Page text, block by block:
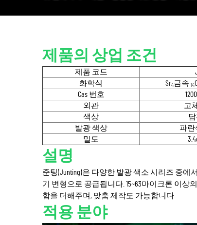
제품의 상업 조건
제품 코드
화학식
Sr4금속 14
Cas 번호
외관
고
색상
발광 색상
파란
밀도
설명
준팅(Junting)은 다양한 발광 색소 시리즈 중
기 변형으로 공급됩니다. 15~63마이크론 이
함을 더해주며, 맞춤 제작도 가능합니다.
적용 분야